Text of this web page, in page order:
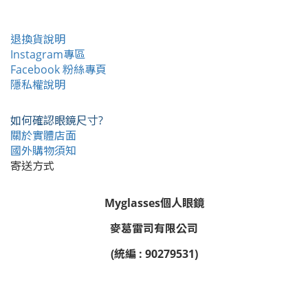
退換貨說明
Instagram專區
Facebook 粉絲專頁
隱私權說明
如何確認眼鏡尺寸?
關於實體店面
國外購物須知
寄送方式
Myglasses個人眼鏡
麥葛雷司有限公司
(統編 : 90279531)